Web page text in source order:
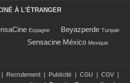
À L'ÉTRANGER
Espagne Beyazperde Turquie
Sensacine México Mexique
Recrutement Publicité CGU CGV